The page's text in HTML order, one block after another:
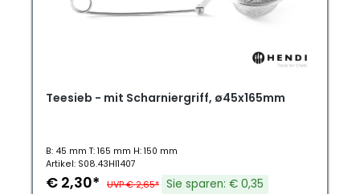
Teesieb - mit Scharniergriff, ø45x165mm
B: 45 mm T: 165 mm H: 150 mm
Artikel: S08.43HI1407
€ 2,30* UVP € 2,65* Sie sparen: € 0,35